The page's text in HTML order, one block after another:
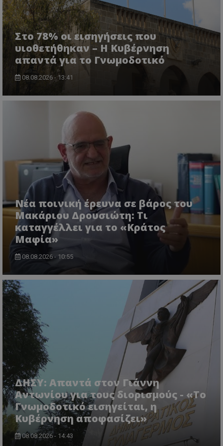
Στο 78% οι εισηγήσεις που
υιοθετήθηκαν – Η Κυβέρνηση
απαντά για το Γνωμοδοτικό
08.08.2026 - 13:41
Νέα ποινική έρευνα σε βάρος του
Μακάριου Δρουσιώτη: Τι
καταγγέλλει για το «Κράτος
Μαφία»
08.08.2026 - 10:55
ΔΗΣΥ: Απαντά στον Γιάννη
Αντωνίου για τους διορισμούς - «Το
Γνωμοδοτικό εισηγείται, η
Κυβέρνηση αποφασίζει»
08.08.2026 - 14:43
Τα απολύτως απαραίτητα cookies επιτρέπουν
βασικές λειτουργίες του ιστότοπου, όπως τη
σύνδεση χρήστη και τη διαχείριση λογαριασμού.
Ο ιστότοπος δεν μπορεί να χρησιμοποιηθεί σωστά
χωρίς τα απολύτως απαραίτητα cookies.
Ονοματεπώνυμο
Προμηθευτής
usprivacy
ASP.NET_SessionId
Microsoft Corporation
VISITOR_PRIVACY_METADATA
YouTube
.youtube.com